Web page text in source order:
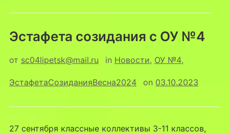
Эстафета созидания с ОУ №4
от sc04lipetsk@mail.ru in Новости, ОУ №4,
ЭстафетаСозиданияВесна2024 on 03.10.2023
27 сентября классные коллективы 3-11 классов,